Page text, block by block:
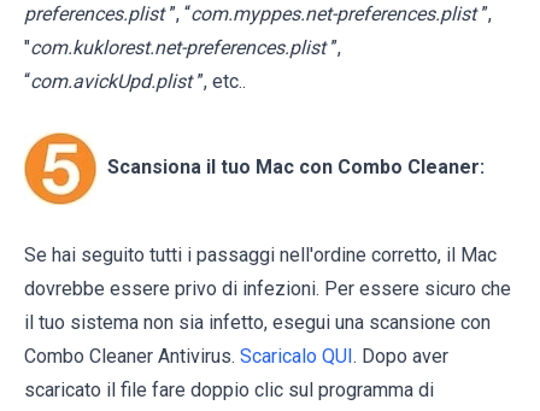
preferences.plist ”, “com.myppes.net-preferences.plist ”,
"com.kuklorest.net-preferences.plist ”,
“com.avickUpd.plist ”, etc..
Scansiona il tuo Mac con Combo Cleaner:
Se hai seguito tutti i passaggi nell'ordine corretto, il Mac
dovrebbe essere privo di infezioni. Per essere sicuro che
il tuo sistema non sia infetto, esegui una scansione con
Combo Cleaner Antivirus. Scaricalo QUI. Dopo aver
scaricato il file fare doppio clic sul programma di